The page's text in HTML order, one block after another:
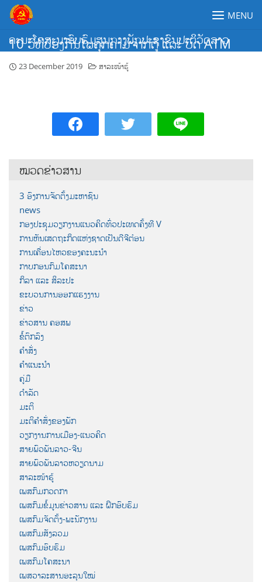
Skip
content
ຄະນະໂຄສະນາອົບຮົມສູນກາງພັກປະຊາຊົນປະຕິວັດລາວ
MENU
10 ວິທີປ້ອງກັນໄພຄຸກຄາມຈາກຕູ້ ແລະ ບັດ ATM
23 December 2019 ສາລະໜ້າຮູ້
ໝວດຂ່າວສານ
3 ອົງການຈັດຕັ້ງມະຫາຊົນ
news
ກອງປະຊຸມວຽກງານແນວຄິດທົ່ວປະເທດຄັ້ງທີ V
ການຫັນເສດຖະກິດແຫ່ງຊາດເປັນດີຈີຕ໋ອນ
ການເຄື່ອນໄຫວຂອງຄະນະນຳ
ກາບກອນກົມໂຄສະນາ
ກິລາ ແລະ ສິລະປະ
ຂະບວນການອອກແຮງງານ
ຂ່າວ
ຂ່າວສານ ຄອສພ
ຂໍ້ຕົກລົງ
ຄຳສັ່ງ
ຄຳແນະນຳ
ຄູ່ມື
ດຳລັດ
ມະຕິ
ມະຕິຄຳສັ່ງຂອງພັກ
ວຽກງານການເມືອງ-ແນວຄິດ
ສາຍພົວພັນລາວ-ຈີນ
ສາຍພົວພັນລາວຫວຽດນາມ
ສາລະໜ້າຮູ້
ເພສກົມກວດກາ
ເພສກົມຂໍ້ມູນຂ່າວສານ ແລະ ຝຶກອົບຮົມ
ເພສກົມຈັດຕັ້ງ-ພະນັກງານ
ເພສກົມສັງລວມ
ເພສກົມອົບຮົມ
ເພສກົມໂຄສະນາ
ເພສວາລະສານອະລຸນໃໝ່